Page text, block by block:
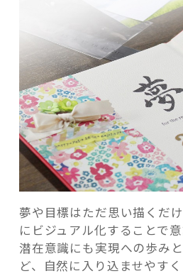
夢や目標はただ思い描くだ
にビジュアル化することで
潜在意識にも実現への歩み
ど、自然に入り込ませやす